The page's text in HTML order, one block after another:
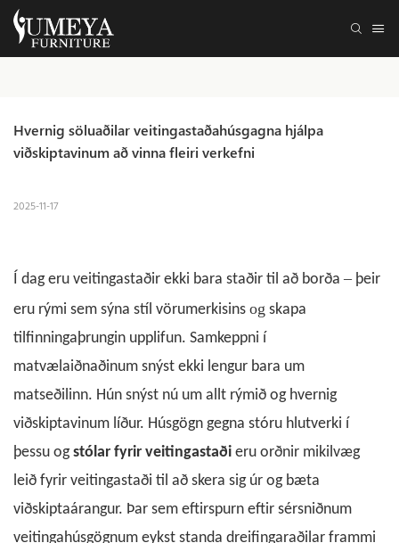
Hvernig söluaðilar veitingastaðahúsgagna hjálpa
viðskiptavinum að vinna fleiri verkefni
2025-11-17
Í dag eru veitingastaðir ekki bara staðir til að borða – þeir
eru rými sem sýna stíl vörumerkisins og skapa
tilfinningaþrungin upplifun. Samkeppni í
matvælaiðnaðinum snýst ekki lengur bara um
matseðilinn. Hún snýst nú um allt rýmið og hvernig
viðskiptavinum líður. Húsgögn gegna stóru hlutverki í
þessu og stólar fyrir veitingastaði eru orðnir mikilvæg
leið fyrir veitingastaði til að skera sig úr og bæta
viðskiptaárangur. Þar sem eftirspurn eftir sérsniðnum
veitingahúsgögnum eykst standa dreifingaraðilar frammi